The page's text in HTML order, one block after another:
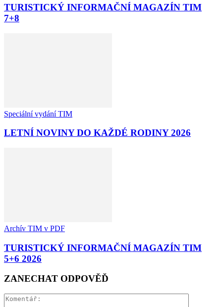
TURISTICKÝ INFORMAČNÍ MAGAZÍN TIM
7+8
Speciální vydání TIM
LETNÍ NOVINY DO KAŽDÉ RODINY 2026
Archív TIM v PDF
TURISTICKÝ INFORMAČNÍ MAGAZÍN TIM
5+6 2026
ZANECHAT ODPOVĚĎ